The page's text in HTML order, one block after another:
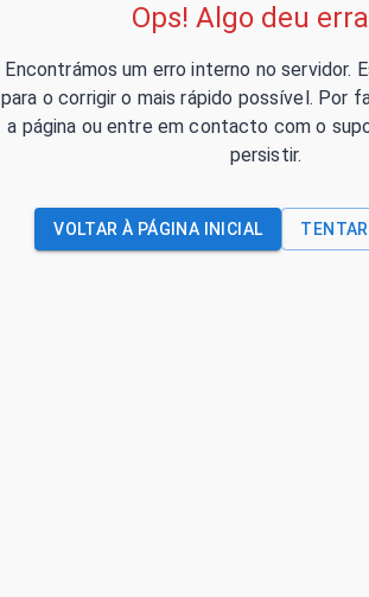
Ops! Algo deu
Encontrámos um erro interno no servidor.
para o corrigir o mais rápido possível. Por
a página ou entre em contacto com o
persistir.
VOLTAR À PÁGINA INICIAL